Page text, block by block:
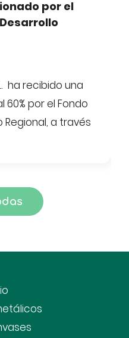
de la
por la
de
recibida por la
de Desarrollo
de Envases ...